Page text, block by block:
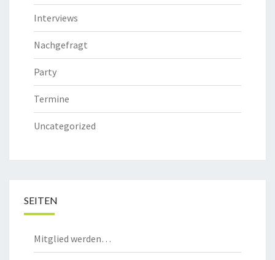
Interviews
Nachgefragt
Party
Termine
Uncategorized
SEITEN
Mitglied werden…